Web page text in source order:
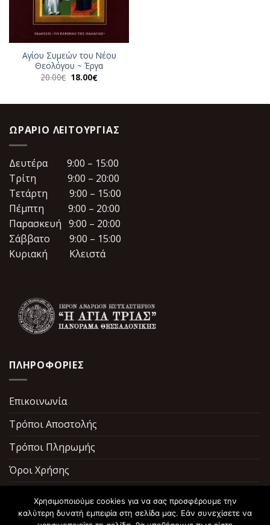
Αγίου Συμεών του Νέου
Θεολόγου ~ Έργα
20.00€ Original
price
18.00€Η
18.00€.
ΩΡΆΡΙΟ ΛΕΙΤΟΥΡΓΊΑΣ
Δευτέρα 9:00 – 15:00
Τρίτη 9:00 – 20:00
Τετάρτη 9:00 – 15:00
Πέμπτη 9:00 – 20:00
Παρασκευή 9:00 – 20:00
Σάββατο 9:00 – 15:00
Κυριακή Κλειστά
ΠΛΗΡΟΦΟΡΙΕΣ
Επικοινωνία
Τρόποι Αποστολής
Τρόποι Πληρωμής
Όροι Χρήσης
Χρησιμοποιούμε cookies για να σας προσφέρουμε την
καλύτερη δυνατή εμπειρία στη σελίδα μας. Εάν συνεχίσετε να